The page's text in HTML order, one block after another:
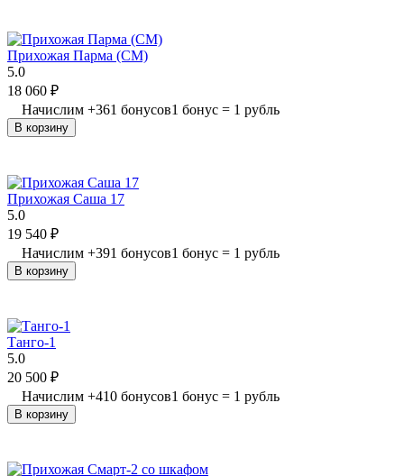
Прихожая Парма (СМ)
5.0
18 060 ₽
Начислим +361 бонусов1 бонус = 1 рубль
В корзину
Прихожая Саша 17
5.0
19 540 ₽
Начислим +391 бонусов1 бонус = 1 рубль
В корзину
Танго-1
5.0
20 500 ₽
Начислим +410 бонусов1 бонус = 1 рубль
В корзину